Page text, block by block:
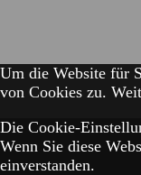
Um die Website für
von Cookies zu.
Die Cookie-
Wenn Sie diese
einverstanden.